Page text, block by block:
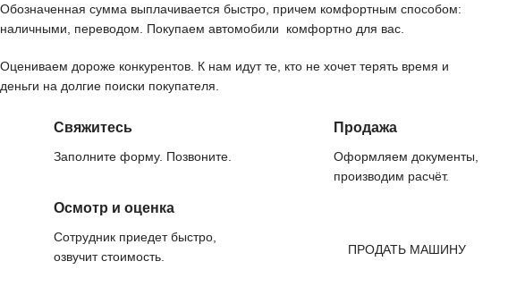
Обозначенная сумма выплачивается быстро, причем комфортным способом:
наличными, переводом. Покупаем автомобили комфортно для вас.
Оцениваем дороже конкурентов. К нам идут те, кто не хочет терять время и
деньги на долгие поиски покупателя.
Свяжитесь
Заполните форму. Позвоните.
Осмотр и оценка
Сотрудник приедет быстро,
озвучит стоимость.
Продажа
Оформляем документы,
производим расчёт.
ПРОДАТЬ МАШИНУ